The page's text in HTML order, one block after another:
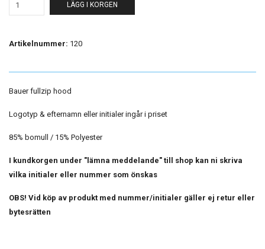
LÄGG I KORGEN
Artikelnummer: 120
Bauer fullzip hood
Logotyp & efternamn eller initialer ingår i priset
85% bomull / 15% Polyester
I kundkorgen under "lämna meddelande" till shop kan ni skriva
vilka initialer eller nummer som önskas
OBS! Vid köp av produkt med nummer/initialer gäller ej retur eller
bytesrätten